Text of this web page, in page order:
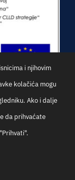
Web Art
i njihovim
kolačića mogu
Ako i dalje
da prihvaćate